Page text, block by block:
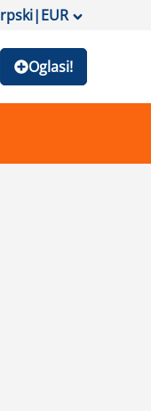
|EUR
Oglasi!